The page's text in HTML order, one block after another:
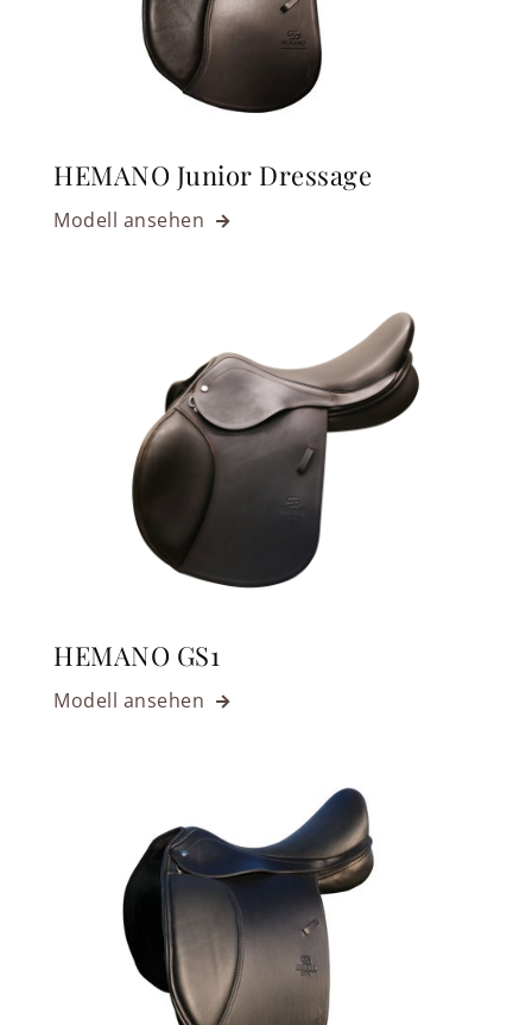
HEMANO Junior Dressage
Modell ansehen 
HEMANO GS1
Modell ansehen 